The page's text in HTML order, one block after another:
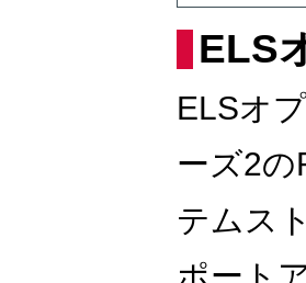
ELS
ELSオ
ーズ2
テムス
ポート